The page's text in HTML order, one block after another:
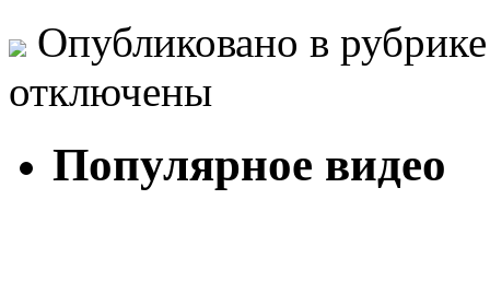
Опубликовано в
отключены
Популярное видео